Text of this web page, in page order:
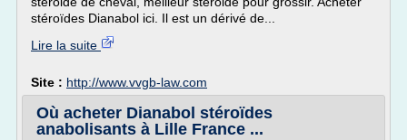
stéroïdes Dianabol ici. Il est un dérivé de...
Lire la suite
Site : http://www.vvgb-law.com
Où acheter Dianabol stéroïdes
anabolisants à Lille France ...